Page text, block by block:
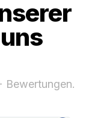
Bewertungen.